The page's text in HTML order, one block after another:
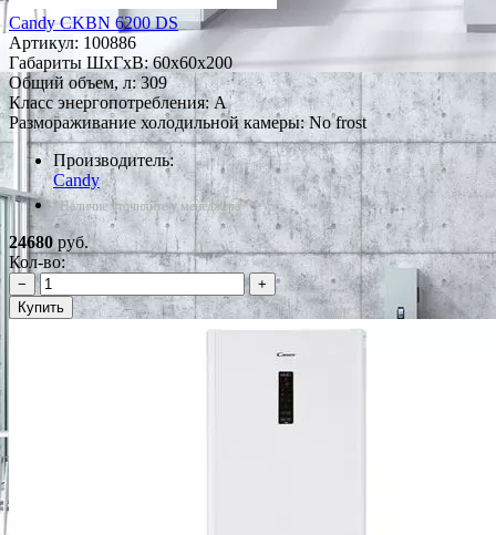
Candy CKBN 6200 DS
Артикул: 100886
Габариты ШxГxВ: 60x60x200
Общий объем, л: 309
Класс энергопотребления: A
Размораживание холодильной камеры: No frost
Производитель:
Candy
*Наличие уточняйте у менеджера
24680 руб.
Кол-во:
−
+
Купить